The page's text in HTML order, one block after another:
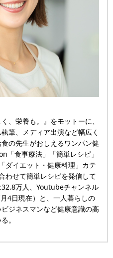
、栄養も。』をモットーに、
筆、メディア出演など幅広く
の先生がおしえるワンパン健
「食事療法」「簡単レシピ」
ダイエット・健康料理」カテ
わせて簡単レシピを発信して
万人、Youtubeチャンネル
4日現在）と、一人暮らしの
ジネスマンなど健康意識の高
。